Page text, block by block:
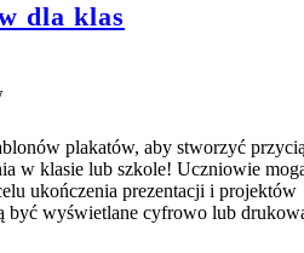
dla klas
plakatów, aby stworzyć
w klasie lub szkole! Uczniowie
ukończenia prezentacji i projektów
być wyświetlane cyfrowo lub